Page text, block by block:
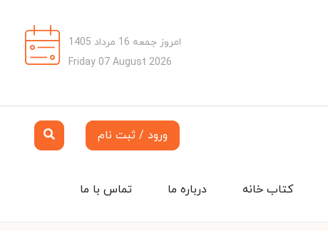
امروز جمعه 16 مرداد 1405
Friday 07 August 2026
ورود / ثبت نام
تماس با ما درباره ما کتاب خانه